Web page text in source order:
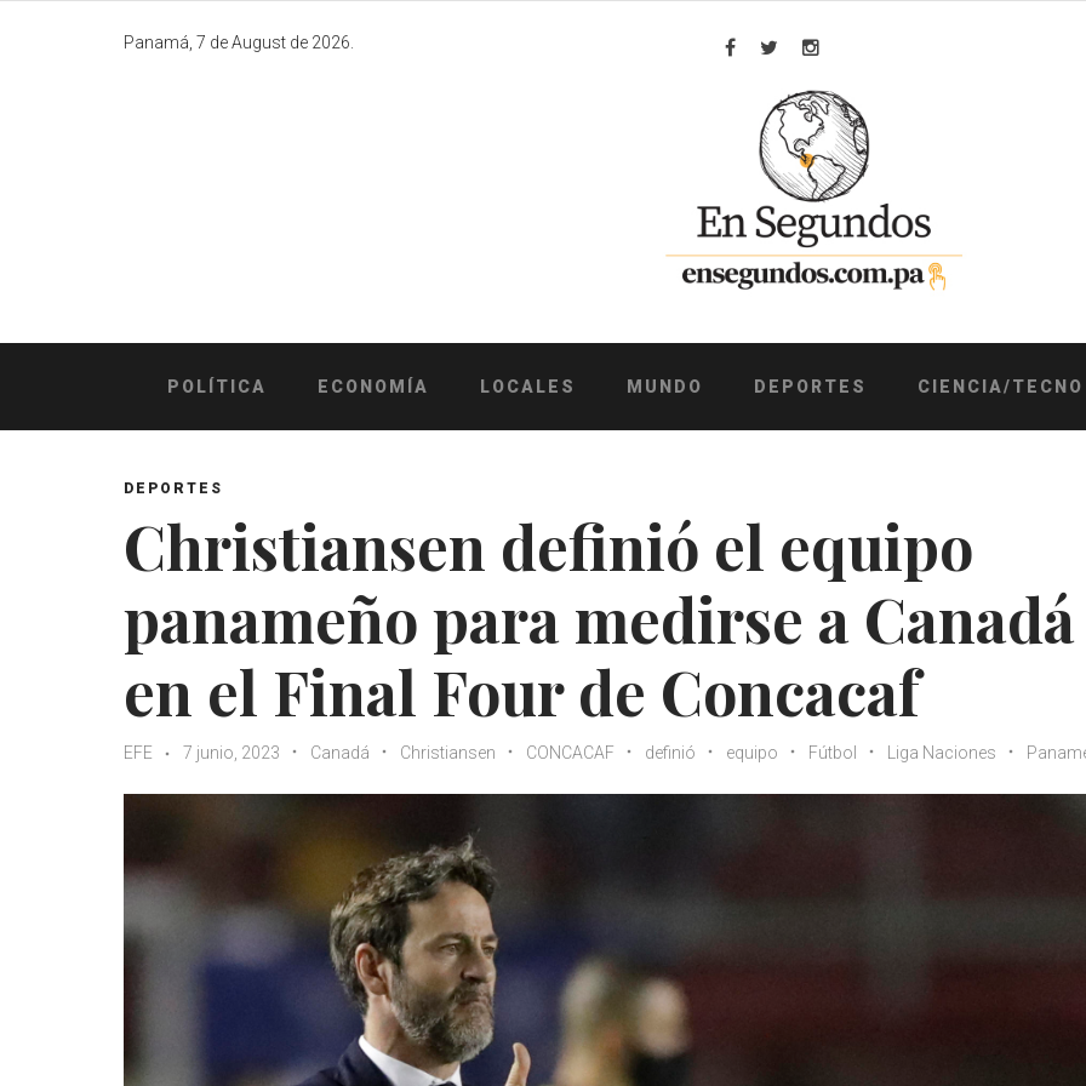
Panamá, 7 de August de 2026.
Facebook
TwitterInstagram
POLÍTICA ECONOMÍA LOCALES MUNDO DEPORTES CIENCIA/TECNO
DEPORTES
Christiansen definió el equipo
panameño para medirse a Canadá
en el Final Four de Concacaf
EFE 7 junio, 2023 Canadá Christiansen CONCACAF definió equipo Fútbol Liga Naciones